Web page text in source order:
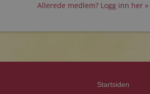
Allerede medlem? Logg inn her »
Startsiden